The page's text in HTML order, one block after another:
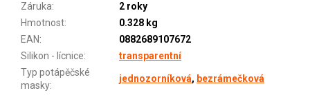
Záruka:
2 roky
Hmotnost:
0.328 kg
EAN:
0882689107672
Silikon - lícnice:
transparentní
Typ potápěčské
masky:
jednozorníková, bezrámečková